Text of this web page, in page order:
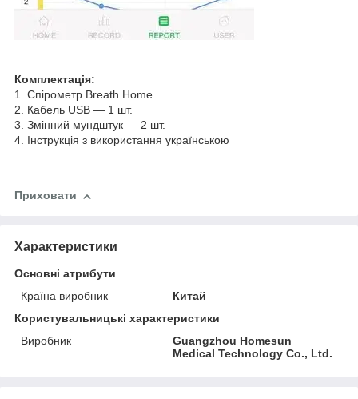
Комплектація:
1. Спірометр Breath Home
2. Кабель USB — 1 шт.
3. Змінний мундштук — 2 шт.
4. Інструкція з використання українською
Приховати
Характеристики
Основні атрибути
Країна виробник
Китай
Користувальницькі характеристики
Виробник
Guangzhou Homesun
Medical Technology Co., Ltd.